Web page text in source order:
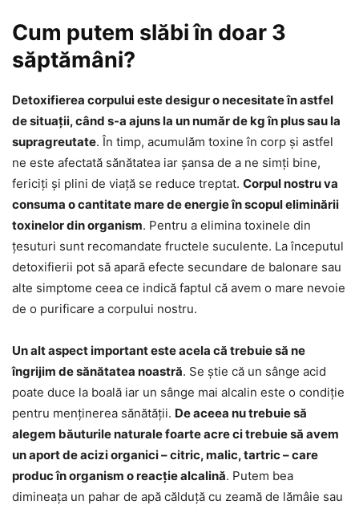
Cum putem slăbi în doar 3
săptămâni?
Detoxifierea corpului este desigur o necesitate în astfel
de situații, când s-a ajuns la un număr de kg în plus sau la
supragreutate. În timp, acumulăm toxine în corp și astfel
ne este afectată sănătatea iar șansa de a ne simți bine,
fericiți și plini de viață se reduce treptat. Corpul nostru va
consuma o cantitate mare de energie în scopul eliminării
toxinelor din organism. Pentru a elimina toxinele din
țesuturi sunt recomandate fructele suculente. La începutul
detoxifierii pot să apară efecte secundare de balonare sau
alte simptome ceea ce indică faptul că avem o mare nevoie
de o purificare a corpului nostru.
Un alt aspect important este acela că trebuie să ne
îngrijim de sănătatea noastră. Se știe că un sânge acid
poate duce la boală iar un sânge mai alcalin este o condiție
pentru menținerea sănătății. De aceea nu trebuie să
alegem băuturile naturale foarte acre ci trebuie să avem
un aport de acizi organici – citric, malic, tartric – care
produc în organism o reacție alcalină. Putem bea
dimineața un pahar de apă călduță cu zeamă de lămâie sau